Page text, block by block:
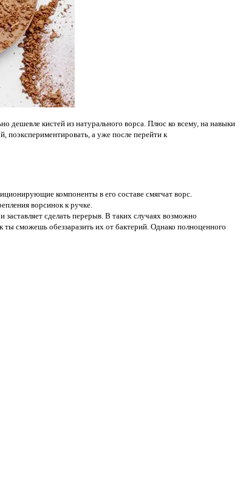
дешевле кистей из натурального ворса. Плюс ко всему, на навыки
поэкспериментировать, а уже после перейти к
компоненты в его составе смягчат ворс.
ворсинок к ручке.
сделать перерыв. В таких случаях возможно
сможешь обеззаразить их от бактерий. Однако полноценного